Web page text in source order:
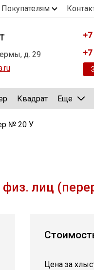
Покупателям
д. 29
+7
+7
Квадрат Еще
№ 20 У
лиц
Цена за